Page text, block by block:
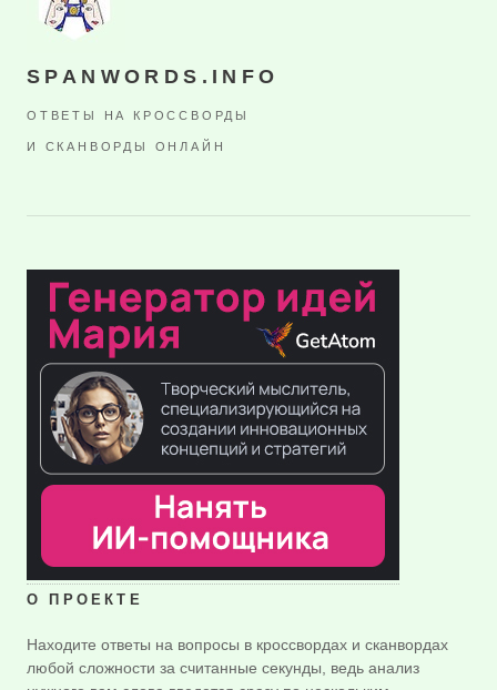
SPANWORDS.INFO
ОТВЕТЫ НА КРОССВОРДЫ
И СКАНВОРДЫ ОНЛАЙН
О ПРОЕКТЕ
Находите ответы на вопросы в кроссвордах и сканвордах
любой сложности за считанные секунды, ведь анализ